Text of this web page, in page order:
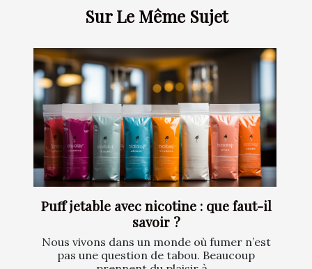
Sur Le Même Sujet
Puff jetable avec nicotine : que faut-il
savoir ?
Nous vivons dans un monde où fumer n’est
pas une question de tabou. Beaucoup